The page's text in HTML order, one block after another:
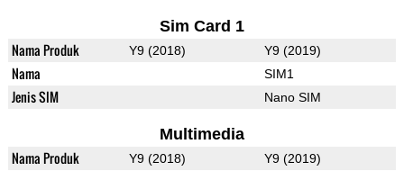
Sim Card 1
Nama Produk Y9 (2018) Y9 (2019)
Nama SIM1
Jenis SIM Nano SIM
Multimedia
Nama Produk Y9 (2018) Y9 (2019)